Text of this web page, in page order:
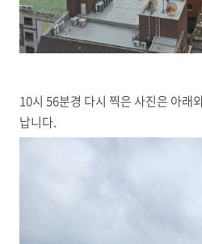
10시 56분경 다시 찍은 사진은 아래
납니다.